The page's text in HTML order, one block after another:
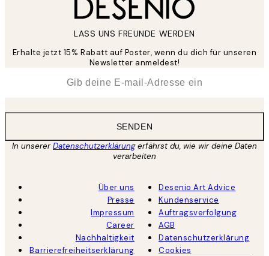
LASS UNS FREUNDE WERDEN
Erhalte jetzt 15% Rabatt auf Poster, wenn du dich für unseren
Newsletter anmeldest!
SENDEN
In unsererDatenschutzerklärungerfährst du, wie wir deine Daten
verarbeiten
Über uns
Presse
Impressum
Career
Nachhaltigkeit
Barrierefreiheitserklärung
Desenio Art Advice
Kundenservice
Auftragsverfolgung
AGB
Datenschutzerklärung
Cookies